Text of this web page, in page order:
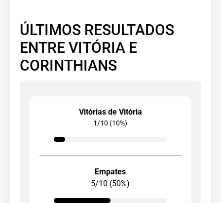
ÚLTIMOS RESULTADOS
ENTRE VITÓRIA E
CORINTHIANS
Vitórias de Vitória
1/10 (10%)
Empates
5/10 (50%)